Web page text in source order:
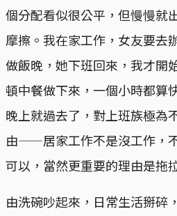
個分配看似很公平，但慢慢就
摩擦。我在家工作，女友要去
做飯晚，她下班回來，我才開
頓中餐做下來，一個小時都算
晚上就過去了，對上班族極為
由——居家工作不是沒工作，
可以，當然更重要的理由是拖
由洗碗吵起來，日常生活掰碎